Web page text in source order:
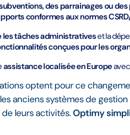
des parrainages ou
conformes aux normes
les tâches administrativeset la
conçues pour les
assistance localisée en Europe
optent pour ce
anciens systèmes de
leurs activités.Optimy